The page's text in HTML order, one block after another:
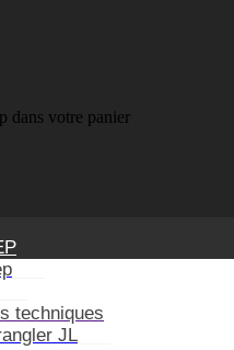
dans votre panier
techniques
JL